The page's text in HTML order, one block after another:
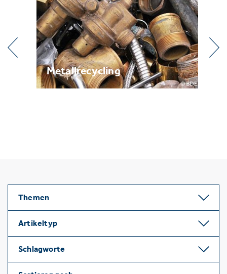
Metallrecycling
Themen
Artikeltyp
Schlagworte